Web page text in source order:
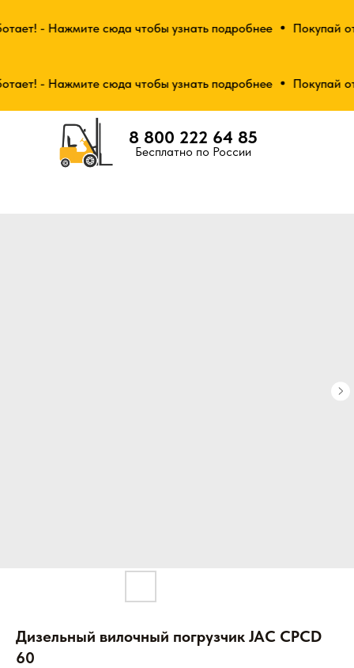
- Нажмите сюда чтобы узнать подробнее Покупай от
- Нажмите сюда чтобы узнать подробнее Покупай от
8 800 222 64 85
Бесплатно по России
Дизельный вилочный погрузчик JAC CPCD
60